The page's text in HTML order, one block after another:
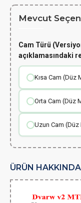
Mevcut
Cam Türü
açıklamasındaki
Kısa Cam (Düz
Orta Cam (Düz
Uzun Cam
ÜRÜN HAKKINDA